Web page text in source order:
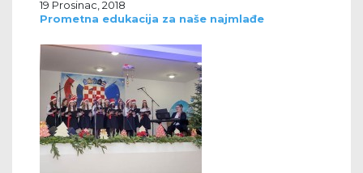
19 Prosinac, 2018
Prometna edukacija za naše najmlađe